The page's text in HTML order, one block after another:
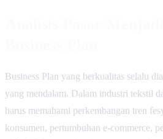
Business Plan yang berkualitas selalu
yang mendalam. Dalam industri tekstil
harus memahami perkembangan tren
konsumen, pertumbuhan e-commerce,